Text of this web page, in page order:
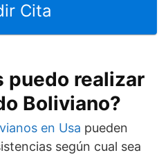
Cita
puedo realizar
Boliviano?
en Usa pueden
según cual sea